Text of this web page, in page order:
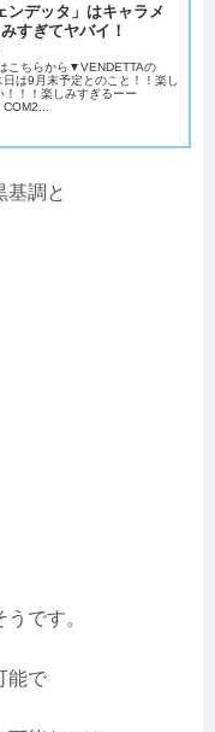
ンデッタ」はキャラメ
すぎてヤバイ！
こちらから▼VENDETTAの
は9月末予定とのこと！！楽し
！！楽しみすぎるーー
基調と
です。
能で